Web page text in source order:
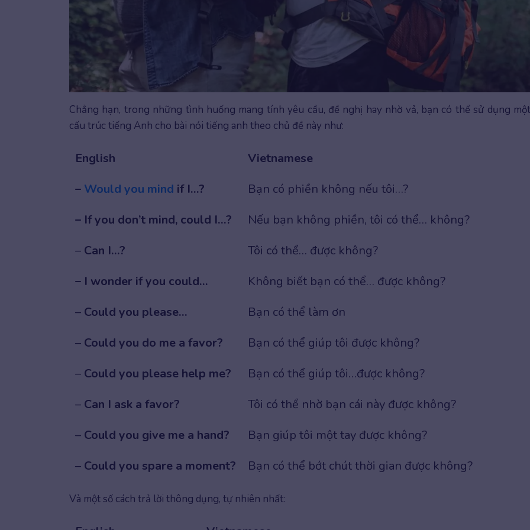
Chẳng hạn, trong những tình huống mang tính yêu cầu, đề nghị hay nhờ vả, bạn có thể sử dụng
cấu trúc tiếng Anh cho bài nói tiếng anh theo chủ đề này như:
English
Vietnamese
– Would you mind if I…?
Bạn có phiền không nếu tôi…?
– If you don’t mind, could I…?
Nếu bạn không phiền, tôi có thể… không?
– Can I…?
Tôi có thể… được không?
– I wonder if you could…
Không biết bạn có thể… được không?
– Could you please…
Bạn có thể làm ơn
– Could you do me a favor?
Bạn có thể giúp tôi được không?
– Could you please help me?
Bạn có thể giúp tôi…được không?
– Can I ask a favor?
Tôi có thể nhờ bạn cái này được không?
– Could you give me a hand?
Bạn giúp tôi một tay được không?
– Could you spare a moment? Bạn có thể bớt chút thời gian được không?
Và một số cách trả lời thông dụng, tự nhiên nhất: